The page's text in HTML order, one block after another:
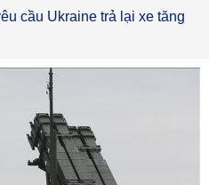
cầu Ukraine trả lại xe tăng